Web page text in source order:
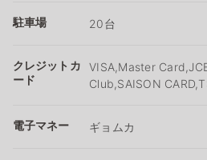
駐車場 20台
クレジットカ
ード
VISA,Master
Club,SAISON
電子マネー ギョムカ